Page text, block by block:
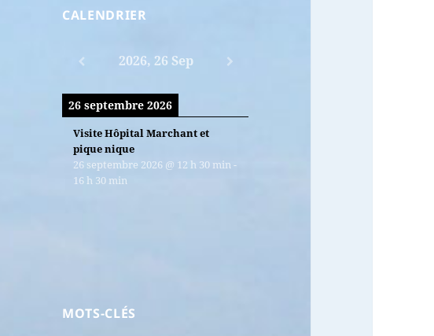
CALENDRIER
2026, 26 Sep
26 septembre 2026
Visite Hôpital Marchant et
pique nique
26 septembre 2026 @ 12 h 30 min-
16 h 30 min
MOTS-CLÉS